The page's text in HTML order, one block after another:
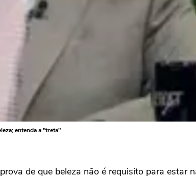
entenda a "treta"
de que beleza não é requisito para